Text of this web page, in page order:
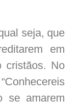
seja, que
em
cristãos. No
se amarem